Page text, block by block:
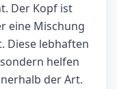
Der Kopf ist
eine Mischung
Diese lebhaften
helfen
der Art.